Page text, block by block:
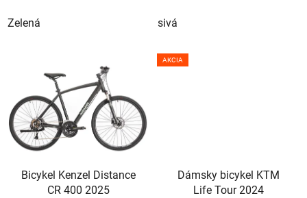
Zelená sivá
Bicykel Kenzel Distance
CR 400 2025
AKCIA
Dámsky bicykel KTM
Life Tour 2024